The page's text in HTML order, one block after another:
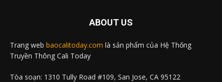
ABOUT US
Trang web baocalitoday.com là sản phẩm của Hệ Thống
Truyền Thông Cali Today
Tòa soạn: 1310 Tully Road #109, San Jose, CA 95122